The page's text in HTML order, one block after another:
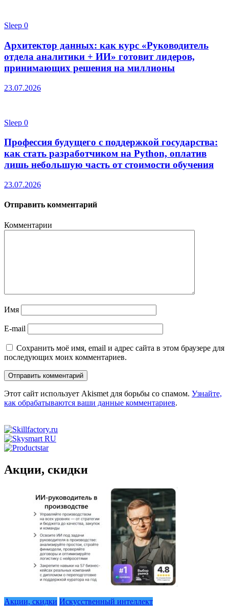
Sleep 0
Архитектор данных: как курс «Руководитель
отдела аналитики + ИИ» готовит лидеров,
принимающих решения на миллионы
23.07.2026
Sleep 0
Профессия будущего с поддержкой государства:
как стать разработчиком на Python, оплатив
лишь небольшую часть от стоимости обучения
23.07.2026
Отправить комментарий
Комментарии
Имя
E-mail
Сохранить моё имя, email и адрес сайта в этом браузере для
последующих моих комментариев.
Этот сайт использует Akismet для борьбы со спамом. Узнайте,
как обрабатываются ваши данные комментариев.
Акции, скидки
Акции, скидки Искусственный интеллект